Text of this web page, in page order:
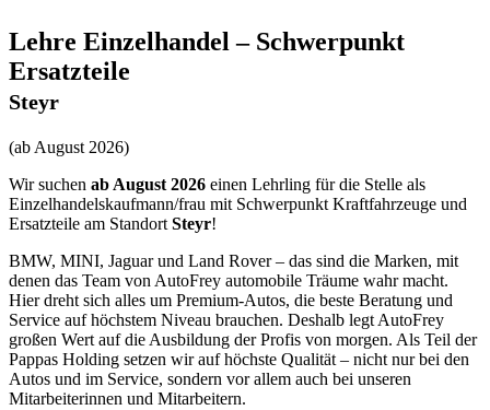
Lehre Einzelhandel – Schwerpunkt
Ersatzteile
Steyr
(ab August 2026)
Wir suchen ab August 2026 einen Lehrling für die Stelle als
Einzelhandelskaufmann/frau mit Schwerpunkt Kraftfahrzeuge und
Ersatzteile am Standort Steyr!
BMW, MINI, Jaguar und Land Rover – das sind die Marken, mit
denen das Team von AutoFrey automobile Träume wahr macht.
Hier dreht sich alles um Premium-Autos, die beste Beratung und
Service auf höchstem Niveau brauchen. Deshalb legt AutoFrey
großen Wert auf die Ausbildung der Profis von morgen. Als Teil der
Pappas Holding setzen wir auf höchste Qualität – nicht nur bei den
Autos und im Service, sondern vor allem auch bei unseren
Mitarbeiterinnen und Mitarbeitern.